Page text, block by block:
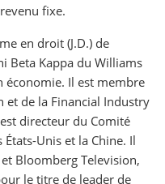
fixe.
en droit (J.D.) de
Beta Kappa du Williams
économie. Il est membre
et de la Financial Industry
directeur du Comité
Unis et la Chine. Il
Bloomberg Television,
le titre de leader de